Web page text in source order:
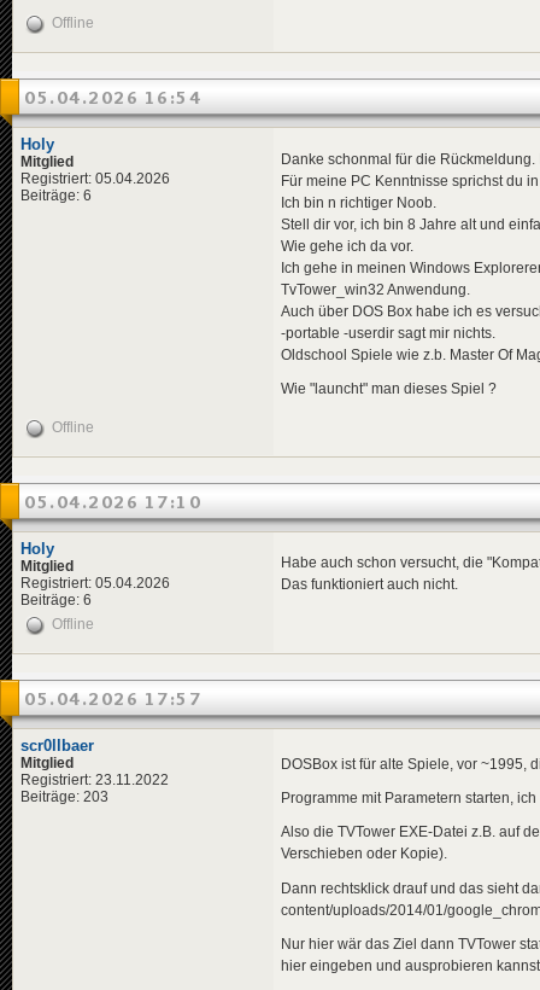
Offline
05.04.2026 16:54
Holy
Mitglied
Registriert: 05.04.2026
Beiträge: 6
Danke schonmal für die Rückmeldung.
Für meine PC Kenntnisse sprichst du
Ich bin n richtiger Noob.
Stell dir vor, ich bin 8 Jahre alt und
Wie gehe ich da vor.
Ich gehe in meinen Windows
TvTower_win32 Anwendung.
Auch über DOS Box habe ich es
-portable -userdir sagt mir nichts.
Oldschool Spiele wie z.b. Master Of
Wie "launcht" man dieses Spiel ?
Offline
05.04.2026 17:10
Holy
Mitglied
Registriert: 05.04.2026
Beiträge: 6
Habe auch schon versucht, die
Das funktioniert auch nicht.
Offline
05.04.2026 17:57
scr0llbaer
Mitglied
Registriert: 23.11.2022
Beiträge: 203
DOSBox ist für alte Spiele, vor ~1995,
Programme mit Parametern starten,
Also die TVTower EXE-Datei z.B. auf
Verschieben oder Kopie).
Dann rechtsklick drauf und das sieht
content/uploads/2014/01/
Nur hier wär das Ziel dann TVTower
hier eingeben und ausprobieren